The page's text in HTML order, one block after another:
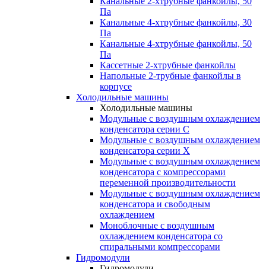
Па
Канальные 4-хтрубные фанкойлы, 30
Па
Канальные 4-хтрубные фанкойлы, 50
Па
Кассетные 2-хтрубные фанкойлы
Напольные 2-трубные фанкойлы в
корпусе
Холодильные машины
Холодильные машины
Модульные с воздушным охлаждением
конденсатора серии С
Модульные с воздушным охлаждением
конденсатора серии Х
Модульные с воздушным охлаждением
конденсатора с компрессорами
переменной производительности
Mодульные с воздушным охлаждением
конденсатора и свободным
охлаждением
Моноблочные с воздушным
охлаждением конденсатора со
спиральными компрессорами
Гидромодули